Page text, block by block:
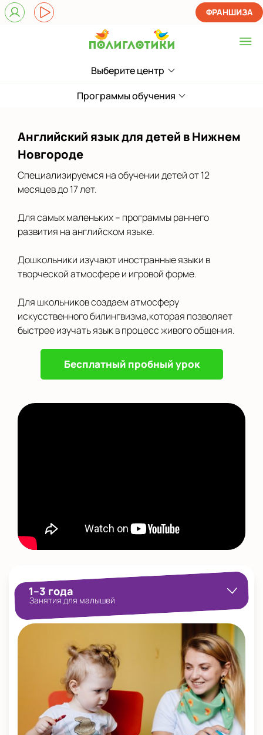
Выберите центр
Выберите центр
районе
в Московском районе
в Нижегородском
районе
в Приокском районе
Показать на карте
ФРАНШИЗА
Программы обучения
Английский язык для детей в Нижнем
Новгороде
Специализируемся на обучении детей от 12
месяцев до 17 лет.
Для самых маленьких – программы раннего
развития на английском языке.
Дошкольники изучают иностранные языки в
творческой атмосфере и игровой форме.
Для школьников создаем атмосферу
искусственного билингвизма,которая позволяет
быстрее изучать язык в процесс живого общения.
Бесплатный пробный урок
1–3 года
Занятия для малышей